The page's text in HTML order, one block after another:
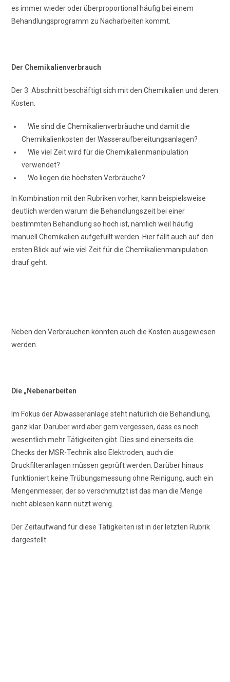
es immer wieder oder überproportional häufig bei einem
Behandlungsprogramm zu Nacharbeiten kommt.
Der Chemikalienverbrauch
Der 3. Abschnitt beschäftigt sich mit den Chemikalien und deren
Kosten.
Wie sind die Chemikalienverbräuche und damit die
Chemikalienkosten der Wasseraufbereitungsanlagen?
Wie viel Zeit wird für die Chemikalienmanipulation
verwendet?
Wo liegen die höchsten Verbräuche?
In Kombination mit den Rubriken vorher, kann beispielsweise
deutlich werden warum die Behandlungszeit bei einer
bestimmten Behandlung so hoch ist, nämlich weil häufig
manuell Chemikalien aufgefüllt werden. Hier fällt auch auf den
ersten Blick auf wie viel Zeit für die Chemikalienmanipulation
drauf geht.
Neben den Verbräuchen könnten auch die Kosten ausgewiesen
werden.
Die „Nebenarbeiten
Im Fokus der Abwasseranlage steht natürlich die Behandlung,
ganz klar. Darüber wird aber gern vergessen, dass es noch
wesentlich mehr Tätigkeiten gibt. Dies sind einerseits die
Checks der MSR-Technik also Elektroden, auch die
Druckfilteranlagen müssen geprüft werden. Darüber hinaus
funktioniert keine Trübungsmessung ohne Reinigung, auch ein
Mengenmesser, der so verschmutzt ist das man die Menge
nicht ablesen kann nützt wenig.
Der Zeitaufwand für diese Tätigkeiten ist in der letzten Rubrik
dargestellt: